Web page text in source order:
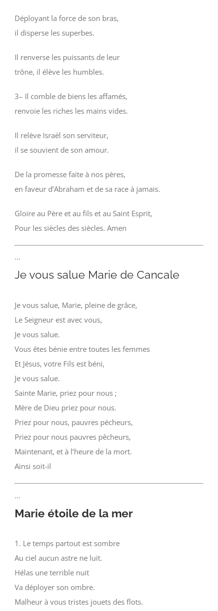
Déployant la force de son bras,
il disperse les superbes.
Il renverse les puissants de leur
trône, il élève les humbles.
3– Il comble de biens les affamés,
renvoie les riches les mains vides.
Il relève Israël son serviteur,
il se souvient de son amour.
De la promesse faite à nos pères,
en faveur d’Abraham et de sa race à jamais.
Gloire au Père et au fils et au Saint Esprit,
Pour les siècles des siècles. Amen
…
Je vous salue Marie de Cancale
Je vous salue, Marie, pleine de grâce,
Le Seigneur est avec vous,
Je vous salue.
Vous êtes bénie entre toutes les femmes
Et Jésus, votre Fils est béni,
Je vous salue.
Sainte Marie, priez pour nous ;
Mère de Dieu priez pour nous.
Priez pour nous, pauvres pécheurs,
Priez pour nous pauvres pêcheurs,
Maintenant, et à l’heure de la mort.
Ainsi soit-il
…
Marie étoile de la mer
1. Le temps partout est sombre
Au ciel aucun astre ne luit.
Hélas une terrible nuit
Va déployer son ombre.
Malheur à vous tristes jouets des flots.